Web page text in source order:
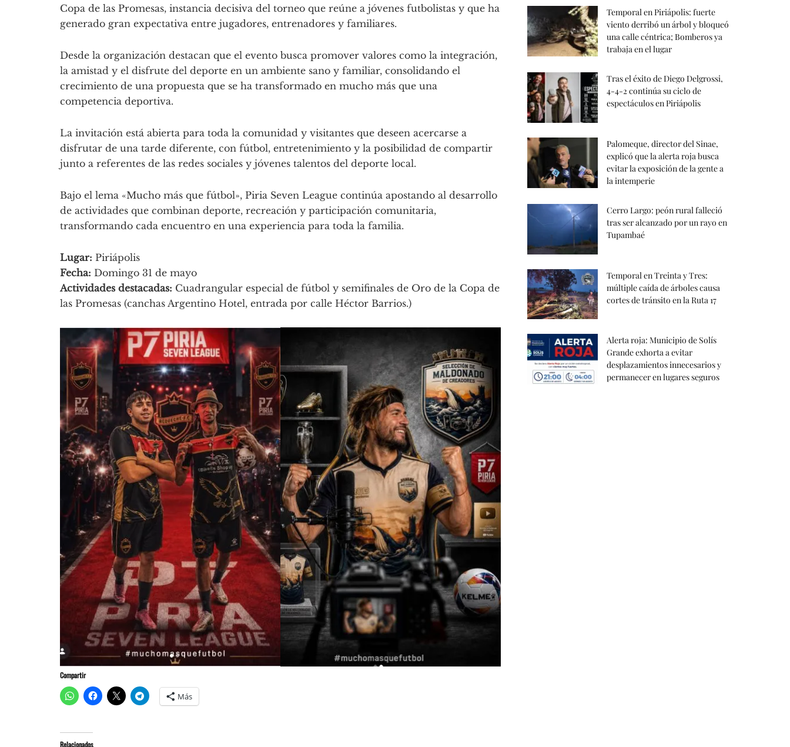
Copa de las Promesas, instancia decisiva del torneo que reúne a jóvenes futbolistas y que ha
generado gran expectativa entre jugadores, entrenadores y familiares.
Desde la organización destacan que el evento busca promover valores como la integración,
la amistad y el disfrute del deporte en un ambiente sano y familiar, consolidando el
crecimiento de una propuesta que se ha transformado en mucho más que una
competencia deportiva.
La invitación está abierta para toda la comunidad y visitantes que deseen acercarse a
disfrutar de una tarde diferente, con fútbol, entretenimiento y la posibilidad de compartir
junto a referentes de las redes sociales y jóvenes talentos del deporte local.
Bajo el lema «Mucho más que fútbol», Piria Seven League continúa apostando al desarrollo
de actividades que combinan deporte, recreación y participación comunitaria,
transformando cada encuentro en una experiencia para toda la familia.
Lugar: Piriápolis
Fecha: Domingo 31 de mayo
Actividades destacadas: Cuadrangular especial de fútbol y semifinales de Oro de la Copa de
las Promesas (canchas Argentino Hotel, entrada por calle Héctor Barrios.)
Compartir
Más
Relacionados
Temporal en Piriápolis: fuerte
viento derribó un árbol y bloqueó
una calle céntrica; Bomberos ya
trabaja en el lugar
Tras el éxito de Diego Delgrossi,
4-4-2 continúa su ciclo de
espectáculos en Piriápolis
Palomeque, director del Sinae,
explicó que la alerta roja busca
evitar la exposición de la gente a
la intemperie
Cerro Largo: peón rural falleció
tras ser alcanzado por un rayo en
Tupambaé
Temporal en Treinta y Tres:
múltiple caída de árboles causa
cortes de tránsito en la Ruta 17
Alerta roja: Municipio de Solís
Grande exhorta a evitar
desplazamientos innecesarios y
permanecer en lugares seguros